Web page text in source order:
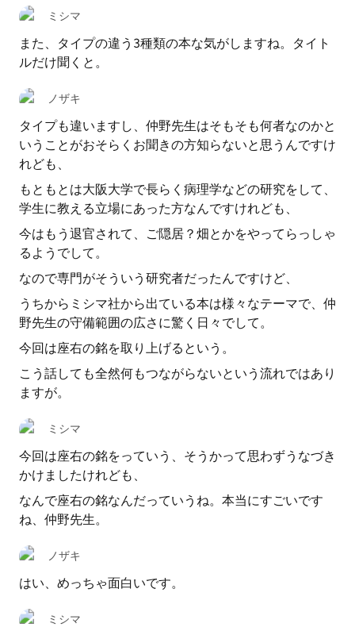
ミシマ
また、タイプの違う3種類の本な気がしますね。タイト
ルだけ聞くと。
ノザキ
タイプも違いますし、仲野先生はそもそも何者なのかと
いうことがおそらくお聞きの方知らないと思うんですけ
れども、
もともとは大阪大学で長らく病理学などの研究をして、
学生に教える立場にあった方なんですけれども、
今はもう退官されて、ご隠居？畑とかをやってらっしゃ
るようでして。
なので専門がそういう研究者だったんですけど、
うちからミシマ社から出ている本は様々なテーマで、仲
野先生の守備範囲の広さに驚く日々でして。
今回は座右の銘を取り上げるという。
こう話しても全然何もつながらないという流れではあり
ますが。
ミシマ
今回は座右の銘をっていう、そうかって思わずうなづき
かけましたけれども、
なんで座右の銘なんだっていうね。本当にすごいです
ね、仲野先生。
ノザキ
はい、めっちゃ面白いです。
ミシマ